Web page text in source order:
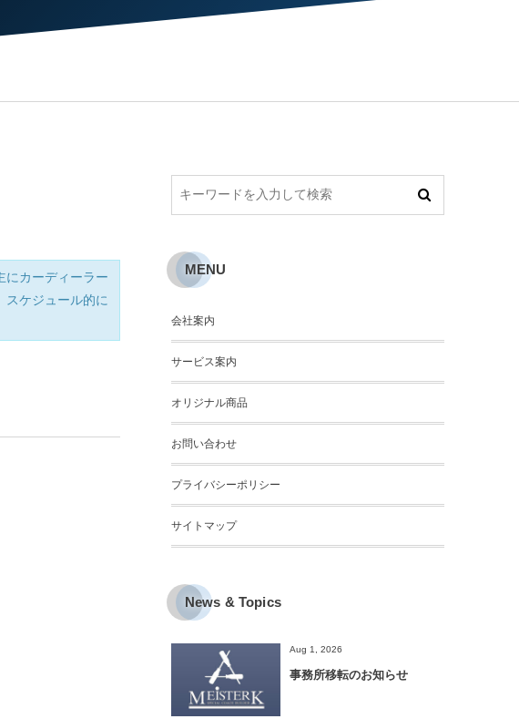
にカーディーラー
スケジュール的に
MENU
会社案内
サービス案内
オリジナル商品
お問い合わせ
プライバシーポリシー
サイトマップ
News & Topics
Aug 1, 2026
事務所移転のお知らせ